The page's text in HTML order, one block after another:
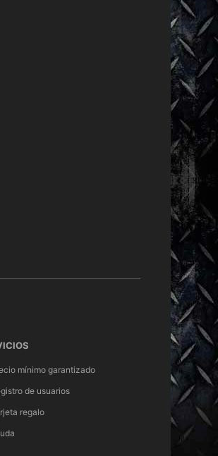
mínimo garantizado
de usuarios
regalo